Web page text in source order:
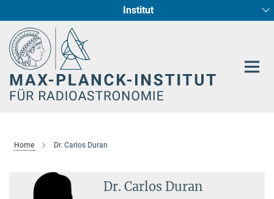
Institut
Radioastronomische Fundamentalphysik
Sternentstehung und Galaxienentwicklung
Home Dr. Carlos Duran
Dr. Carlos Duran